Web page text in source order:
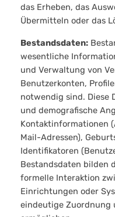
das Erheben, das
Übermitteln oder das
Bestandsdaten:
wesentliche
und Verwaltung von
Benutzerkonten,
notwendig sind. Diese
und demografische
Kontaktinformationen
Mail-Adressen),
Identifikatoren
Bestandsdaten bilden
formelle Interaktion
Einrichtungen oder
eindeutige Zuordnung